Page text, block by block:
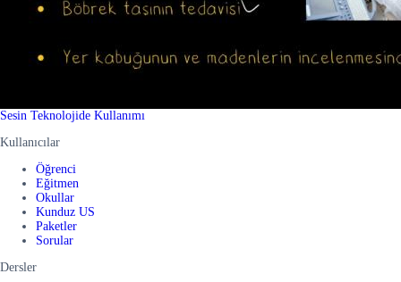
Sesin Teknolojide Kullanımı
Kullanıcılar
Öğrenci
Eğitmen
Okullar
Kunduz US
Paketler
Sorular
Dersler